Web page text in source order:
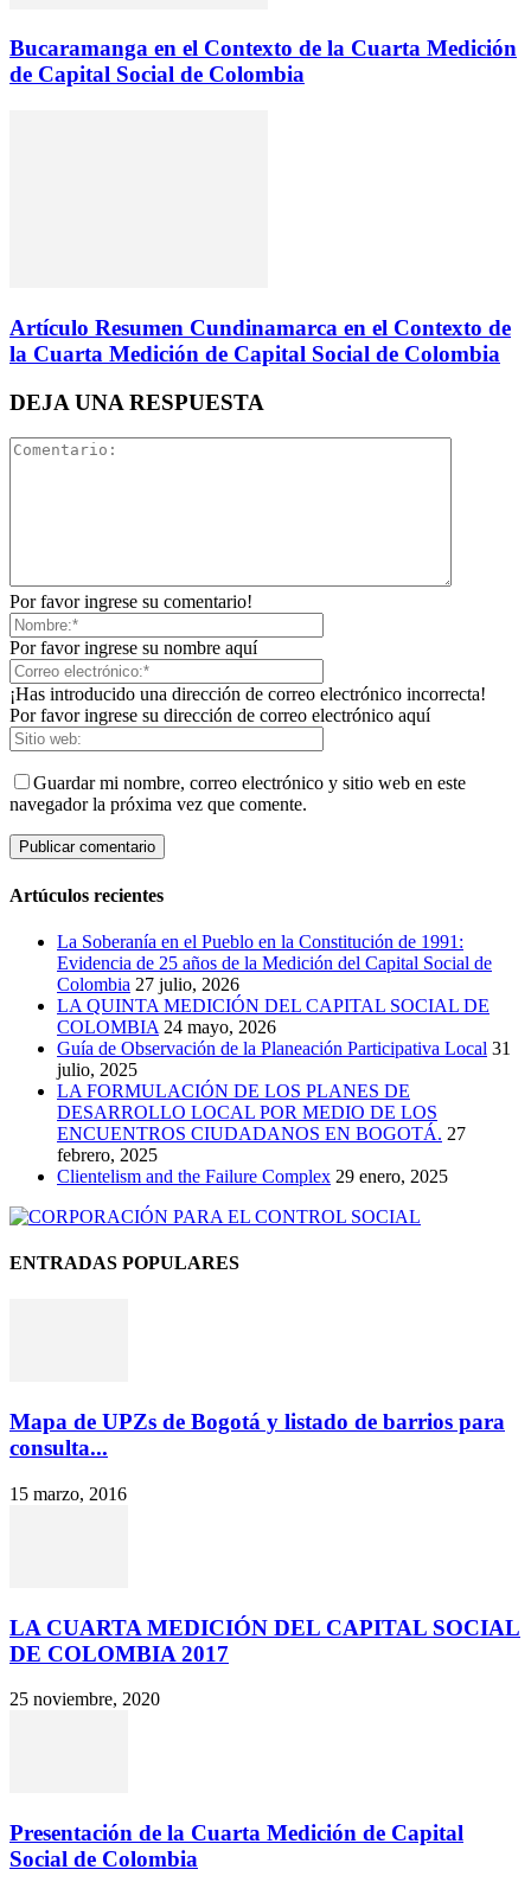
Bucaramanga en el Contexto de la Cuarta Medición
de Capital Social de Colombia
Artículo Resumen Cundinamarca en el Contexto de
la Cuarta Medición de Capital Social de Colombia
DEJA UNA RESPUESTA
Por favor ingrese su comentario!
Por favor ingrese su nombre aquí
¡Has introducido una dirección de correo electrónico incorrecta!
Por favor ingrese su dirección de correo electrónico aquí
Guardar mi nombre, correo electrónico y sitio web en este
navegador la próxima vez que comente.
Artúculos recientes
La Soberanía en el Pueblo en la Constitución de 1991:
Evidencia de 25 años de la Medición del Capital Social de
Colombia 27 julio, 2026
LA QUINTA MEDICIÓN DEL CAPITAL SOCIAL DE
COLOMBIA 24 mayo, 2026
Guía de Observación de la Planeación Participativa Local 31
julio, 2025
LA FORMULACIÓN DE LOS PLANES DE
DESARROLLO LOCAL POR MEDIO DE LOS
ENCUENTROS CIUDADANOS EN BOGOTÁ. 27
febrero, 2025
Clientelism and the Failure Complex 29 enero, 2025
ENTRADAS POPULARES
Mapa de UPZs de Bogotá y listado de barrios para
consulta...
15 marzo, 2016
LA CUARTA MEDICIÓN DEL CAPITAL SOCIAL
DE COLOMBIA 2017
25 noviembre, 2020
Presentación de la Cuarta Medición de Capital
Social de Colombia